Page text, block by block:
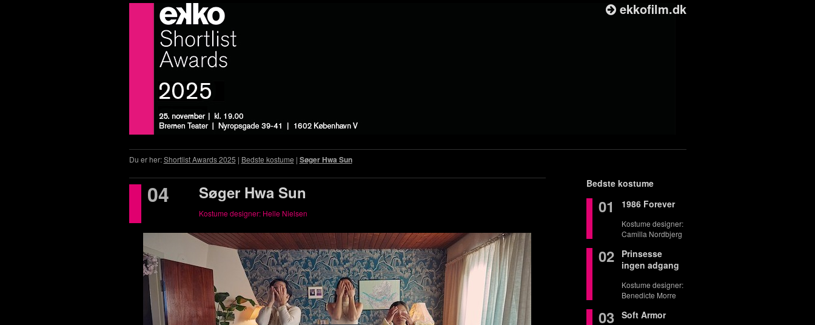
ekkofilm.dk
Du er her:Shortlist Awards 2025 | Bedste kostume | Søger Hwa Sun
04 Søger Hwa Sun
Kostume designer: Helle Nielsen
Bedste kostume
01 1986 Forever
Kostume designer:
Camilla Nordbjerg
02
Prinsesse
ingen adgang
Kostume designer:
Benedicte Morre
03 Soft Armor